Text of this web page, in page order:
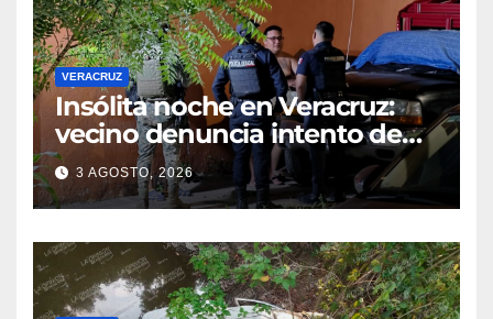
VERACRUZ
Insólita noche en Veracruz:
vecino denuncia intento de
cateo tras viralizar video
captado por cámaras de
seguridad
3 AGOSTO, 2026